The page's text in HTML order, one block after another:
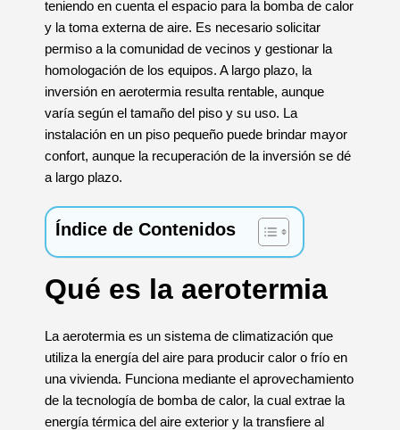
teniendo en cuenta el espacio para la bomba de calor
y la toma externa de aire. Es necesario solicitar
permiso a la comunidad de vecinos y gestionar la
homologación de los equipos. A largo plazo, la
inversión en aerotermia resulta rentable, aunque
varía según el tamaño del piso y su uso. La
instalación en un piso pequeño puede brindar mayor
confort, aunque la recuperación de la inversión se dé
a largo plazo.
Índice de Contenidos
Qué es la aerotermia
La aerotermia es un sistema de climatización que
utiliza la energía del aire para producir calor o frío en
una vivienda. Funciona mediante el aprovechamiento
de la tecnología de bomba de calor, la cual extrae la
energía térmica del aire exterior y la transfiere al